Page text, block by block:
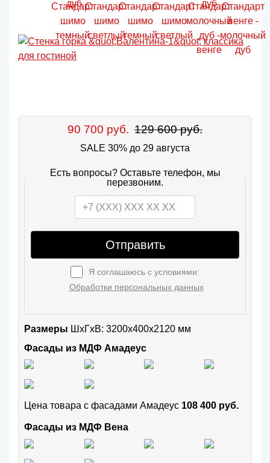
90 700 руб. 129 600 руб.
SALE 30% до 29 августа
Есть вопросы? Оставьте телефон, мы
перезвоним.
Отправить
Я соглашаюсь с условиями:
Обработки персональных данных
Размеры ШxГхВ: 3200x400x2120 мм
Фасады из МДФ Амадеус
Цена товара с фасадами Амадеус 108 400 руб.
Фасады из МДФ Вена